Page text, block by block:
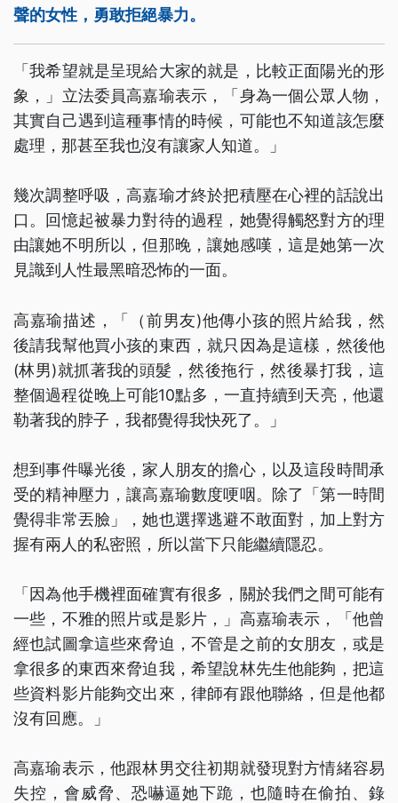
聲的女性，勇敢拒絕暴力。
「我希望就是呈現給大家的就是，比較正面陽光的形
象，」立法委員高嘉瑜表示，「身為一個公眾人物，
其實自己遇到這種事情的時候，可能也不知道該怎麼
處理，那甚至我也沒有讓家人知道。」
幾次調整呼吸，高嘉瑜才終於把積壓在心裡的話說出
口。回憶起被暴力對待的過程，她覺得觸怒對方的理
由讓她不明所以，但那晚，讓她感嘆，這是她第一次
見識到人性最黑暗恐怖的一面。
高嘉瑜描述，「（前男友)他傳小孩的照片給我，然
後請我幫他買小孩的東西，就只因為是這樣，然後他
(林男)就抓著我的頭髮，然後拖行，然後暴打我，這
整個過程從晚上可能10點多，一直持續到天亮，他還
勒著我的脖子，我都覺得我快死了。」
想到事件曝光後，家人朋友的擔心，以及這段時間承
受的精神壓力，讓高嘉瑜數度哽咽。除了「第一時間
覺得非常丟臉」，她也選擇逃避不敢面對，加上對方
握有兩人的私密照，所以當下只能繼續隱忍。
「因為他手機裡面確實有很多，關於我們之間可能有
一些，不雅的照片或是影片，」高嘉瑜表示，「他曾
經也試圖拿這些來脅迫，不管是之前的女朋友，或是
拿很多的東西來脅迫我，希望說林先生他能夠，把這
些資料影片能夠交出來，律師有跟他聯絡，但是他都
沒有回應。」
高嘉瑜表示，他跟林男交往初期就發現對方情緒容易
失控，會威脅、恐嚇逼她下跪，也隨時在偷拍、錄